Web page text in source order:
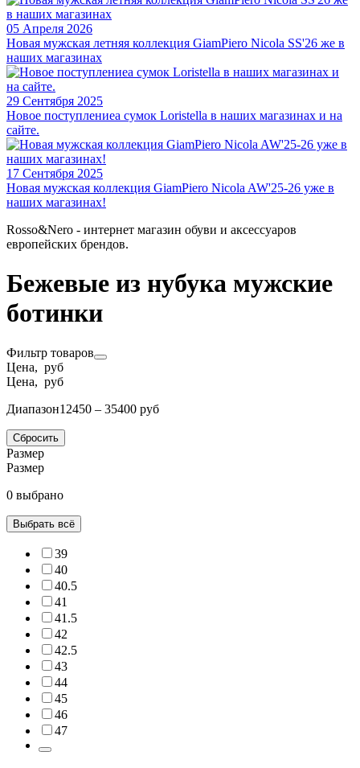
05 Апреля 2026
Новая мужская летняя коллекция GiamPiero Nicola SS'26 же в
наших магазинах
29 Сентября 2025
Новое поступлениеа сумок Loristella в наших магазинах и на
сайте.
17 Сентября 2025
Новая мужская коллекция GiamPiero Nicola AW'25-26 уже в
наших магазинах!
Rosso&Nero - интернет магазин обуви и аксессуаров
европейских брендов.
Бежевые из нубука мужские
ботинки
Фильтр товаров
Цена, руб
Цена, руб
Диапазон12450 – 35400 руб
Сбросить
Размер
Размер
0 выбрано
Выбрать всё
39
40
40.5
41
41.5
42
42.5
43
44
45
46
47